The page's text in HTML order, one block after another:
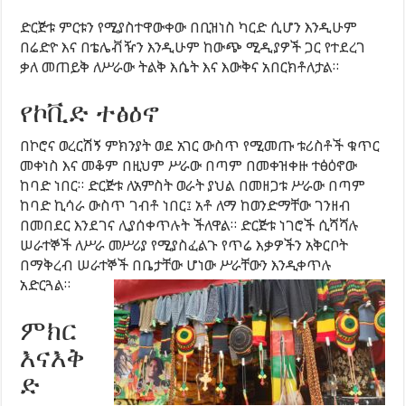
ድርጅቱ ምርቱን የሚያስተዋውቀው በቢዝነስ ካርድ ሲሆን እንዲሁም
በሬድዮ እና በቴሌቭዥን እንዲሁም ከውጭ ሚዲያዎች ጋር የተደረገ
ቃለ መጠይቅ ለሥራው ትልቅ እሴት እና እውቅና አበርክቶለታል።
የኮቪድ ተፅዕኖ
በኮሮና ወረርሽኝ ምክንያት ወደ አገር ውስጥ የሚመጡ ቱሪስቶች ቁጥር
መቀነስ እና መቆም በዚህም ሥራው በጣም በመቀዝቀዙ ተፅዕኖው
ከባድ ነበር። ድርጅቱ ለአምስት ወራት ያህል በመዘጋቱ ሥራው በጣም
ከባድ ኪሳራ ውስጥ ገብቶ ነበር፤ አቶ ለማ ከወንድማቸው ገንዘብ
በመበደር እንደገና ሊያሰቀጥሉት ችለዋል። ድርጅቱ ነገሮች ሲሻሻሉ
ሠራተኞች ለሥራ መሥሪያ የሚያስፈልጉ የጥሬ እቃዎችን አቅርቦት
በማቅረብ ሠራተኞች በቤታቸው ሆነው ሥራቸውን እንዲቀጥሉ
አድርጓል።
ምክር
እናእቅ
ድ